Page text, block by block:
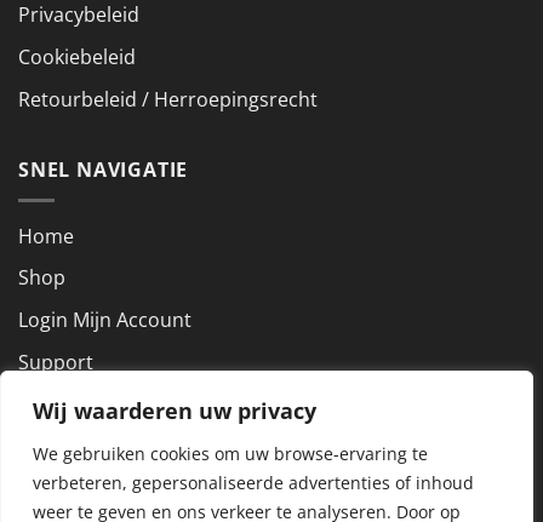
Wij waarderen uw privacy
We gebruiken cookies om uw browse-ervaring te
verbeteren, gepersonaliseerde advertenties of inhoud
weer te geven en ons verkeer te analyseren. Door op
Privacybeleid
Cookiebeleid
Retourbeleid / Herroepingsrecht
SNEL NAVIGATIE
Home
Shop
Login Mijn Account
Support
NEEM CONTACT OP
KVK nummer: 72927801